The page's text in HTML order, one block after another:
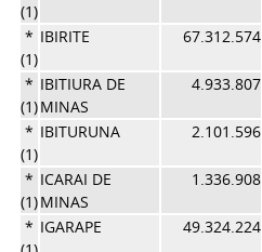
(1)
*
(1)
IBIRITE 67.312.574
*
(1)
IBITIURA DE
MINAS
4.933.807
*
(1)
IBITURUNA 2.101.596
*
(1)
ICARAI DE
MINAS
1.336.908
* IGARAPE 49.324.224